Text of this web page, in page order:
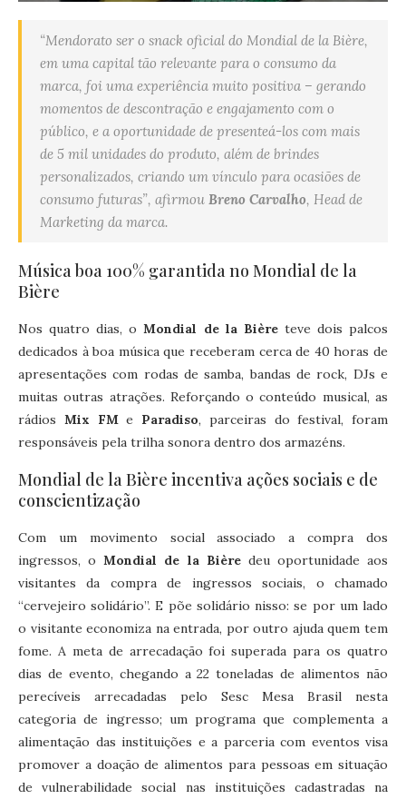
“Mendorato ser o snack oficial do Mondial de la Bière,
em uma capital tão relevante para o consumo da
marca, foi uma experiência muito positiva – gerando
momentos de descontração e engajamento com o
público, e a oportunidade de presenteá-los com mais
de 5 mil unidades do produto, além de brindes
personalizados, criando um vínculo para ocasiões de
consumo futuras”, afirmou Breno Carvalho, Head de
Marketing da marca.
Música boa 100% garantida no Mondial de la
Bière
Nos quatro dias, oMondial de la Bièreteve dois palcos
dedicados à boa música que receberam cerca de 40 horas de
apresentações com rodas de samba, bandas de rock, DJs e
muitas outras atrações. Reforçando o conteúdo musical, as
rádios Mix FMe Paradiso, parceiras do festival, foram
responsáveis pela trilha sonora dentro dos armazéns.
Mondial de la Bière incentiva ações sociais e de
conscientização
Com um movimento social associado a compra dos
ingressos, oMondial de la Bièredeu oportunidade aos
visitantes da compra de ingressos sociais, o chamado
“cervejeiro solidário”. E põe solidário nisso: se por um lado
o visitante economiza na entrada, por outro ajuda quem tem
fome. A meta de arrecadação foi superada para os quatro
dias de evento, chegando a 22 toneladas de alimentos não
perecíveis arrecadadas pelo Sesc Mesa Brasil nesta
categoria de ingresso; um programa que complementa a
alimentação das instituições e a parceria com eventos visa
promover a doação de alimentos para pessoas em situação
de vulnerabilidade social nas instituições cadastradas na